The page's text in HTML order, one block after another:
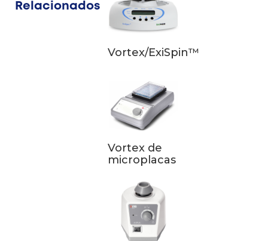
Relacionados
Vortex/ExiSpin™
Vortex de
microplacas